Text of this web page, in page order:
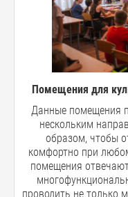
Помещения для
Данные помещения
нескольким
образом, чтобы
комфортно при
помещения
проводить не только